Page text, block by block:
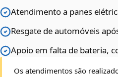
Atendimento a panes
Resgate de automóveis
Apoio em falta de bateria,
Os atendimentos são